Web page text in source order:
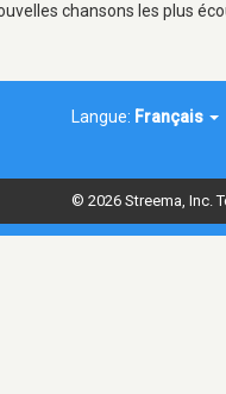
chansons les plus
Langue: Français
© 2026 Streema, Inc.